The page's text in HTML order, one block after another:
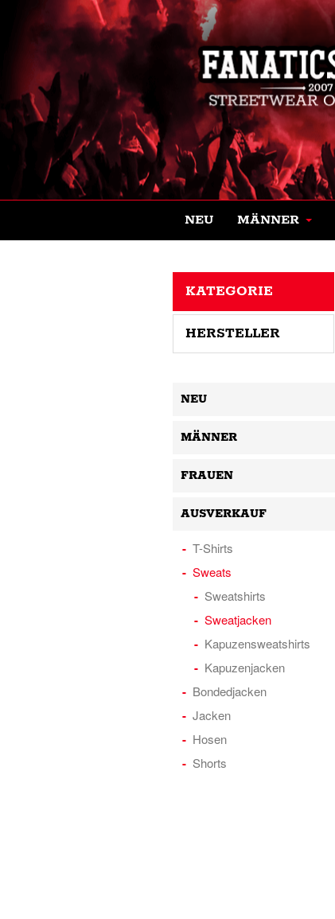
NEU MÄNNER
KATEGORIE
HERSTELLER
NEU
MÄNNER
FRAUEN
AUSVERKAUF
T-Shirts
Sweats
Sweatshirts
Sweatjacken
Kapuzensweatshirts
Kapuzenjacken
Bondedjacken
Jacken
Hosen
Shorts